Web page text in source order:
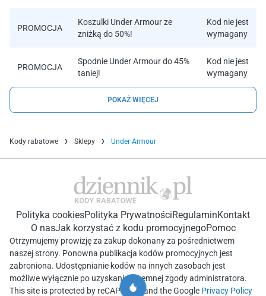
PROMOCJA
Koszulki Under Armour ze
zniżką do 50%!
Kod nie jest
wymagany
PROMOCJA
Spodnie Under Armour do 45%
taniej!
Kod nie jest
wymagany
POKAŻ WIĘCEJ
Kody rabatowe Sklepy Under Armour
Polityka cookiesPolityka PrywatnościRegulaminKontakt
O nasJak korzystać z kodu promocyjnegoPomoc
Otrzymujemy prowizję za zakup dokonany za pośrednictwem
naszej strony. Ponowna publikacja kodów promocyjnych jest
zabroniona. Udostępnianie kodów na innych zasobach jest
możliwe wyłącznie po uzyskaniu pisemnej zgody administratora.
This site is protected by reCAPTCHA and the Google Privacy Policy